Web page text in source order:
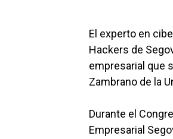
El experto en
Hackers de
empresarial que
Zambrano de la
Durante el
Empresarial